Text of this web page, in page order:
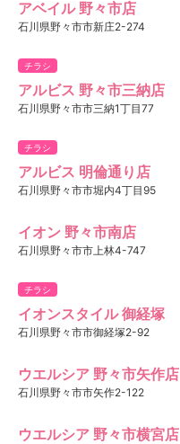
アベイル 野々市店
石川県野々市市新庄2-274
チラシ
アルビス 野々市三納店
石川県野々市市三納1丁目77
チラシ
アルビス 明倫通り店
石川県野々市市堀内4丁目95
イオン 野々市南店
石川県野々市市上林4-747
チラシ
イオンスタイル 御経塚
石川県野々市市御経塚2-92
ウエルシア 野々市矢作店
石川県野々市市矢作2-122
ウエルシア 野々市横宮店